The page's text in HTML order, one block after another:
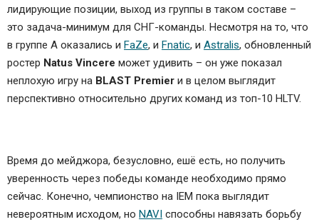
лидирующие позиции, выход из группы в таком составе –
это задача-минимум для СНГ-команды. Несмотря на то, что
в группе А оказались и FaZe, и Fnatic, и Astralis, обновленный
ростер Natus Vincere может удивить – он уже показал
неплохую игру на BLAST Premier и в целом выглядит
перспективно относительно других команд из топ-10 HLTV.
Время до мейджора, безусловно, ешё есть, но получить
уверенность через победы команде необходимо прямо
сейчас. Конечно, чемпионство на IEM пока выглядит
невероятным исходом, но NAVI способны навязать борьбу